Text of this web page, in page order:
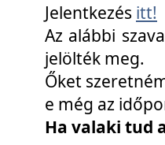
Jelentkezés itt!
Az alábbi
jelölték meg.
Őket
e még az
Ha valaki tud